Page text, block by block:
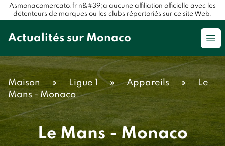
Asmonacomercato.fr n&#39;a aucune affiliation officielle avec les
détenteurs de marques ou les clubs répertoriés sur ce site Web.
Actualités sur Monaco
Maison » Ligue 1 » Appareils »
Le
Mans - Monaco
Le Mans - Monaco